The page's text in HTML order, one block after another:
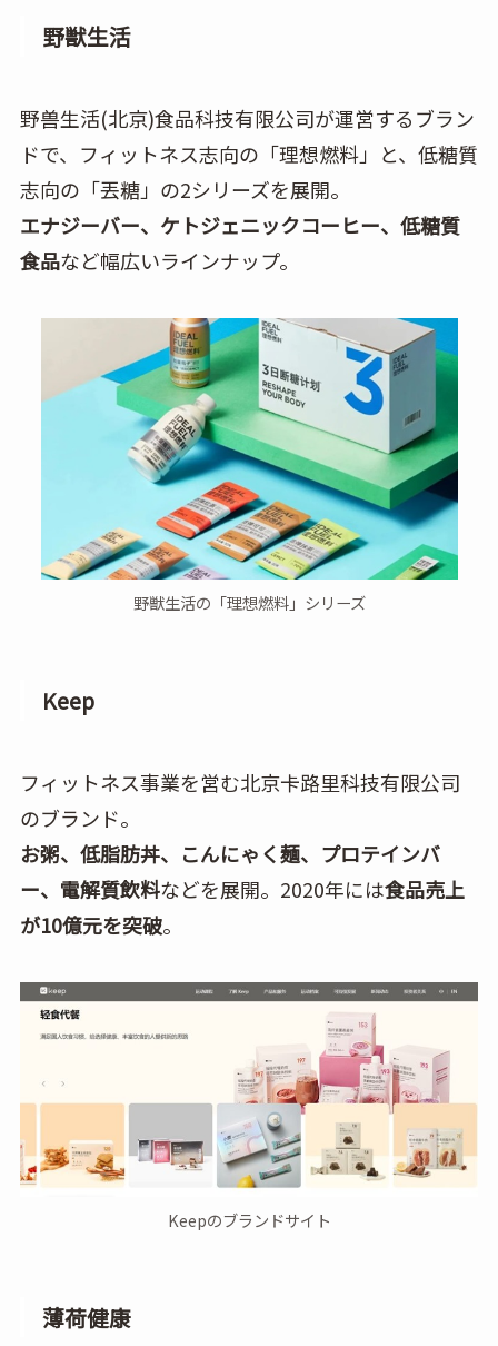
野獣生活
野兽生活(北京)食品科技有限公司が運営するブラン
ドで、フィットネス志向の「理想燃料」と、低糖質
志向の「丟糖」の2シリーズを展開。
エナジーバー、ケトジェニックコーヒー、低糖質
食品など幅広いラインナップ。
野獣生活の「理想燃料」シリーズ
Keep
フィットネス事業を営む北京卡路里科技有限公司
のブランド。
お粥、低脂肪丼、こんにゃく麺、プロテインバ
ー、電解質飲料などを展開。2020年には食品売上
が10億元を突破。
Keepのブランドサイト
薄荷健康